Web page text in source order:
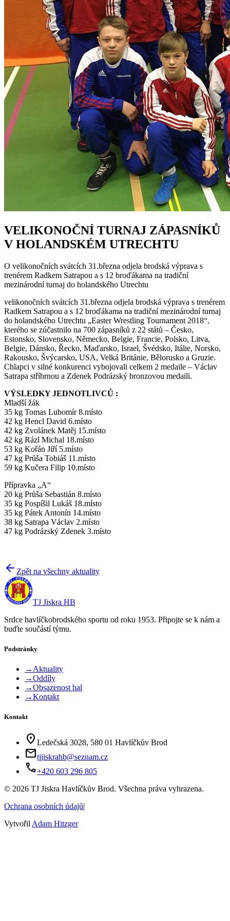
VELIKONOČNÍ TURNAJ ZÁPASNÍKŮ
V HOLANDSKÉM UTRECHTU
O velikonočních svátcích 31.března odjela brodská výprava s
trenérem Radkem Satrapou a s 12 broďákama na tradiční
mezinárodní turnaj do holandského Utrechtu
velikonočních svátcích 31.března odjela brodská výprava s trenérem
Radkem Satrapou a s 12 broďákama na tradiční mezinárodní turnaj
do holandského Utrechtu „Easter Wrestling Tournament 2018“,
kterého se zúčastnilo na 700 zápasníků z 22 států – Česko,
Estonsko, Slovensko, Německo, Belgie, Francie, Polsko, Litva,
Belgie, Dánsko, Řecko, Maďarsko, Israel, Švédsko, Itálie, Norsko,
Rakousko, Švýcarsko, USA, Velká Británie, Bělorusko a Gruzie.
Chlapci v silné konkurenci vybojovali celkem 2 medaile – Václav
Satrapa stříbrnou a Zdenek Podrázský bronzovou medaili.
VÝSLEDKY JEDNOTLIVCŮ :
Mladší žák
35 kg Tomas Lubomír 8.místo
42 kg Hencl David 6.místo
42 kg Zvolánek Matěj 15.místo
42 kg Rázl Michal 18.místo
53 kg Kořán Jiří 5.místo
47 kg Průša Tobiáš 11.místo
59 kg Kučera Filip 10.místo
Přípravka „A“
20 kg Průša Sebastián 8.místo
35 kg Pospíšil Lukáš 18.místo
35 kg Pátek Antonín 14.místo
38 kg Satrapa Václav 2.místo
47 kg Podrázský Zdenek 3.místo
Zpět na všechny aktuality
TJ Jiskra HB
Srdce havlíčkobrodského sportu od roku 1953. Připojte se k nám a
buďte součástí týmu.
Podstránky
→ Aktuality
→Oddíly
→Obsazenost hal
→Kontakt
Kontakt
location_on Ledečská 3028, 580 01 Havlíčkův Brod
mailtjjiskrahb@seznam.cz
phone+420 603 296 805
© 2026 TJ Jiskra Havlíčkův Brod. Všechna práva vyhrazena.
Ochrana osobních údajů|
Vytvořil Adam Hitzger